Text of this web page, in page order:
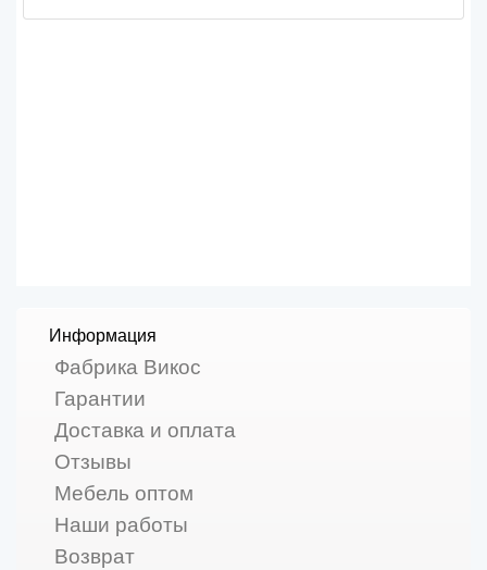
Информация
Фабрика Викос
Гарантии
Доставка и оплата
Отзывы
Мебель оптом
Наши работы
Возврат